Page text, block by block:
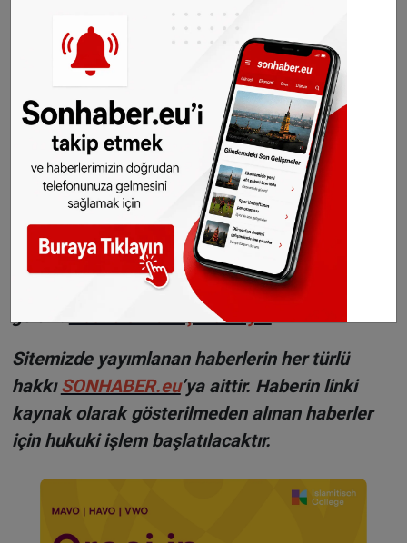
Yangının çıkış sebebiyle ilgili henüz net bir bilgi
olmamakla birlikte, polis olayın detaylarını
araştırmaya devam ediyor.
©Sonhaber.eu
aberlerimiziİnstagram hesabımızdan
edebilirsiniz.
WhatsAppta ücretsiz bültenimize abone olun,
Hollanda ve diğer Avrupa ülkeleri gündeminden
seçtiğimiz haberler her gün telefonunuza
Abone olmak için tıklayın
Sitemizde yayımlanan haberlerin her türlü
hakkıSONHABER.eu’ya aittir. Haberin linki
kaynak olarak gösterilmeden alınan haberler
için hukuki işlem başlatılacaktır.